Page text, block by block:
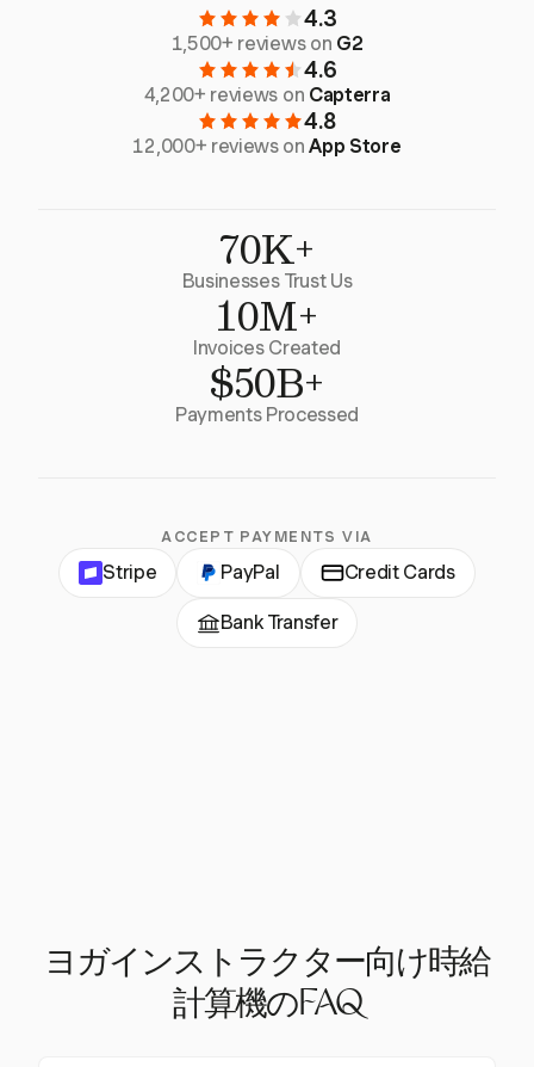
4.3
1,500+ reviews on G2
4.6
4,200+ reviews on Capterra
4.8
12,000+ reviews onApp Store
70K+
Businesses Trust Us
10M+
Invoices Created
$50B+
Payments Processed
ACCEPT PAYMENTS VIA
Stripe PayPal Credit Cards
Bank Transfer
ヨガインストラクター向け時給
計算機のFAQ